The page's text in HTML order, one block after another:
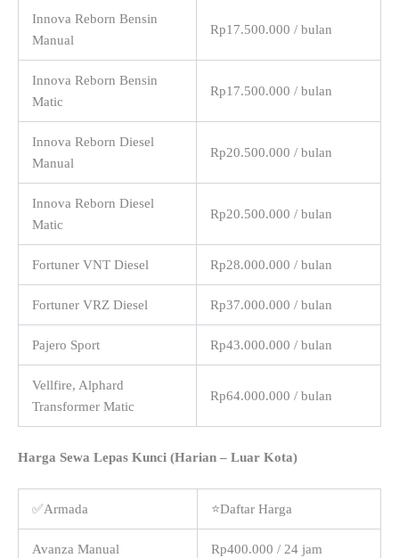
Innova Reborn Bensin
Manual
Rp17.500.000 / bulan
Innova Reborn Bensin
Matic
Rp17.500.000 / bulan
Innova Reborn Diesel
Manual
Rp20.500.000 / bulan
Innova Reborn Diesel
Matic
Rp20.500.000 / bulan
Fortuner VNT Diesel Rp28.000.000 / bulan
Fortuner VRZ Diesel Rp37.000.000 / bulan
Pajero Sport Rp43.000.000 / bulan
Vellfire, Alphard
Transformer Matic
Rp64.000.000 / bulan
Harga Sewa Lepas Kunci (Harian – Luar Kota)
✅Armada ⭐Daftar Harga
Avanza Manual Rp400.000 / 24 jam